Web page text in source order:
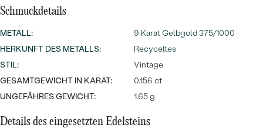
NACH DER FARBE
NACH DER FORM
DIAMANTEN
Ohrrinnge
Personalisierte
Halsketten
Meistverkaufte
Ringe
Schmuckdetails
METALL:
9 Karat Gelbgold 375/1000
HERKUNFT DES METALLS:
Recyceltes
STIL:
Vintage
GESAMTGEWICHT IN KARAT:
0.156 ct
UNGEFÄHRES GEWICHT:
1.65 g
Details des eingesetzten Edelsteins